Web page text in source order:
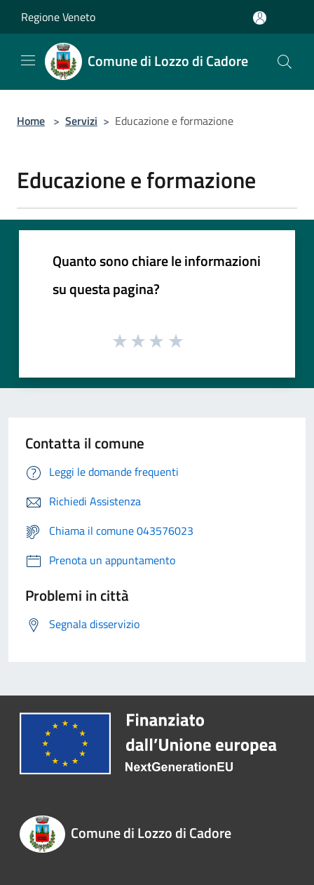
Regione Veneto
Comune di Lozzo di Cadore
Home > Servizi > Educazione e formazione
Educazione e formazione
Quanto sono chiare le informazioni
su questa pagina?
Contatta il comune
Leggi le domande frequenti
Richiedi Assistenza
Chiama il comune 043576023
Prenota un appuntamento
Problemi in città
Segnala disservizio
Comune di Lozzo di Cadore